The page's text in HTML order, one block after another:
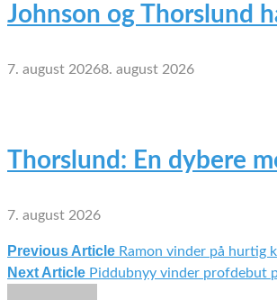
Johnson og Thorslund
7. august 20268. august 2026
Thorslund: En dybere
7. august 2026
Indlægsnavigation
Previous Article Ramon vinder på hurtig
Next Article Piddubnyy vinder profdebut